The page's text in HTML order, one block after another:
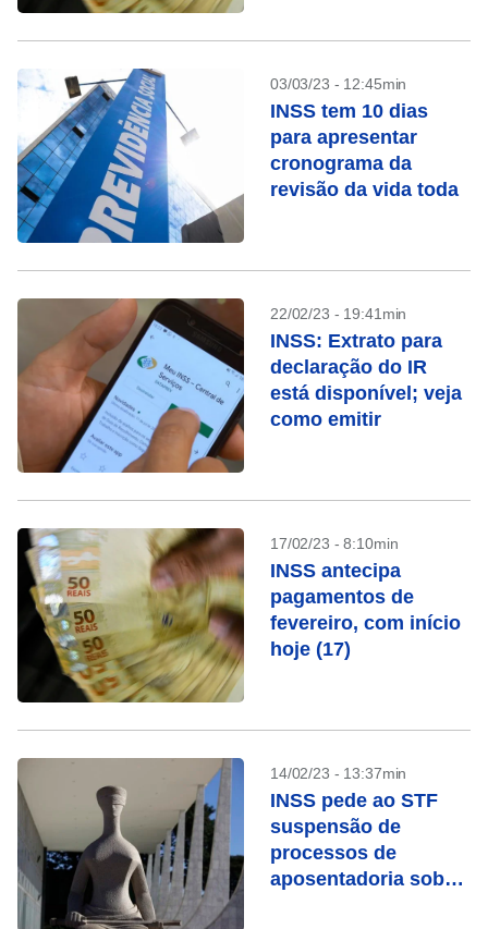
03/03/23 - 12:45min
INSS tem 10 dias
para apresentar
cronograma da
revisão da vida toda
22/02/23 - 19:41min
INSS: Extrato para
declaração do IR
está disponível; veja
como emitir
17/02/23 - 8:10min
INSS antecipa
pagamentos de
fevereiro, com início
hoje (17)
14/02/23 - 13:37min
INSS pede ao STF
suspensão de
processos de
aposentadoria sob